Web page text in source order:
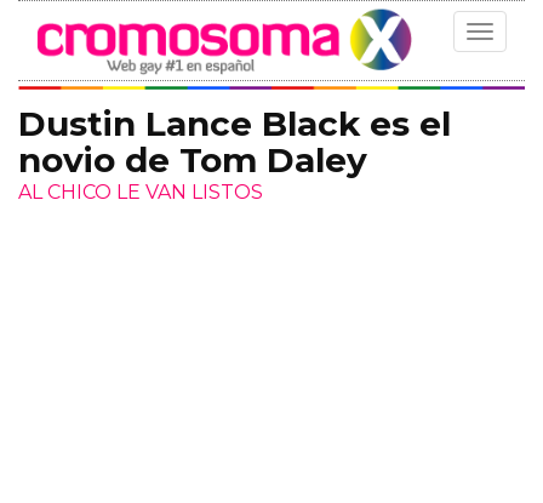
Toggle
Dustin Lance Black es el
novio de Tom Daley
AL CHICO LE VAN LISTOS